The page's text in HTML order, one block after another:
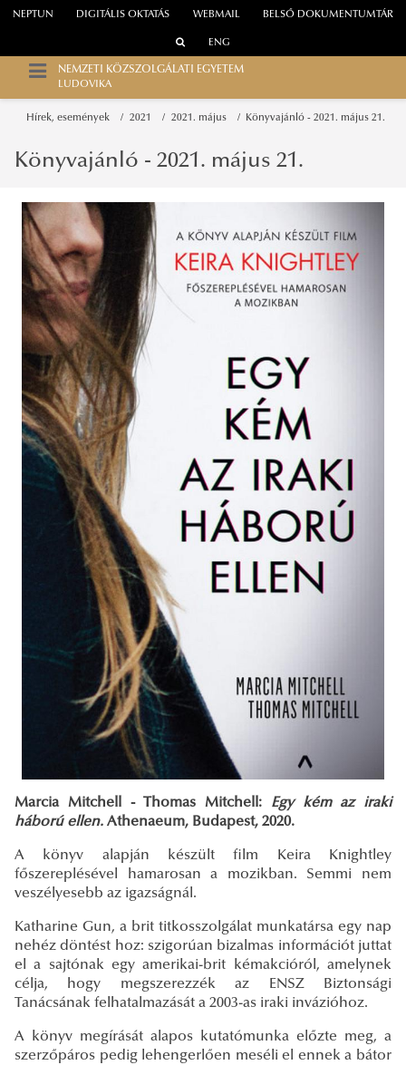
WEBMAIL
NEPTUN DIGITÁLIS OKTATÁS BELSŐ DOKUMENTUMTÁR
ENG
NEMZETI KÖZSZOLGÁLATI EGYETEM
LUDOVIKA
Hírek, események 2021 2021. május Könyvajánló - 2021. május 21.
Könyvajánló - 2021. május 21.
Marcia Mitchell - Thomas Mitchell: Egy kém az iraki
háború ellen. Athenaeum, Budapest, 2020.
A könyv alapján készült film Keira Knightley
főszereplésével hamarosan a mozikban. Semmi nem
veszélyesebb az igazságnál.
Katharine Gun, a brit titkosszolgálat munkatársa egy nap
nehéz döntést hoz: szigorúan bizalmas információt juttat
el a sajtónak egy amerikai-brit kémakcióról, amelynek
célja, hogy megszerezzék az ENSZ Biztonsági
Tanácsának felhatalmazását a 2003-as iraki invázióhoz.
A könyv megírását alapos kutatómunka előzte meg, a
szerzőpáros pedig lehengerlően meséli el ennek a bátor